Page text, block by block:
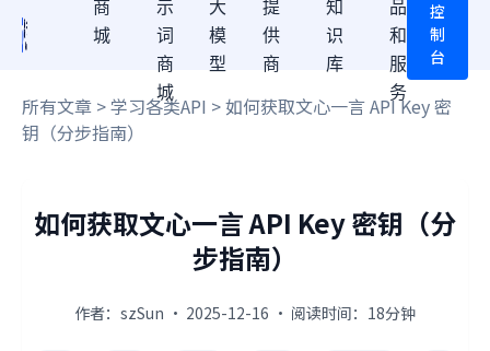
商
城
示
词
商
城
大
模
型
提
供
商
知
识
库
品
和
服
务
控
制
台
所有文章 >学习各类API > 如何获取文心一言 API Key 密
钥（分步指南）
如何获取文心一言 API Key 密钥（分
步指南）
作者：szSun · 2025-12-16 · 阅读时间：18分钟